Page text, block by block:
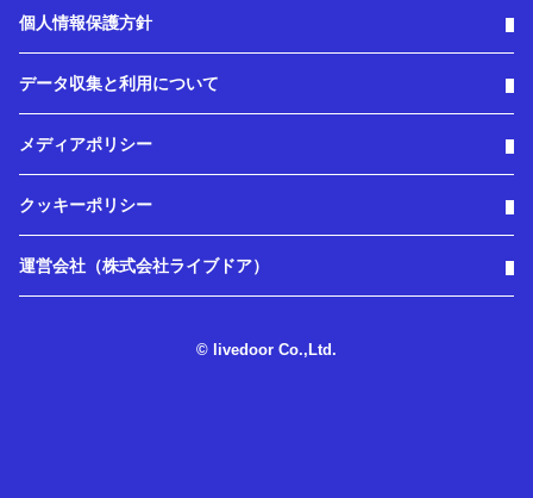
個人情報保護方針
データ収集と利用について
メディアポリシー
クッキーポリシー
運営会社（株式会社ライブドア）
© livedoor Co.,Ltd.